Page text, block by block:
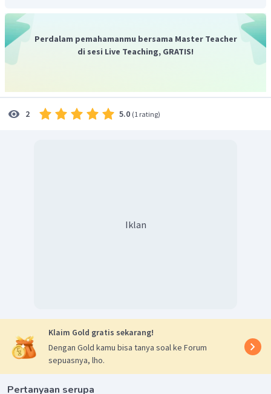
Perdalam pemahamanmu bersama Master Teacher
di sesi Live Teaching, GRATIS!
2 5.0 (1 rating)
Iklan
Klaim Gold gratis sekarang!
Dengan Gold kamu bisa tanya soal ke Forum
sepuasnya, lho.
Pertanyaan serupa